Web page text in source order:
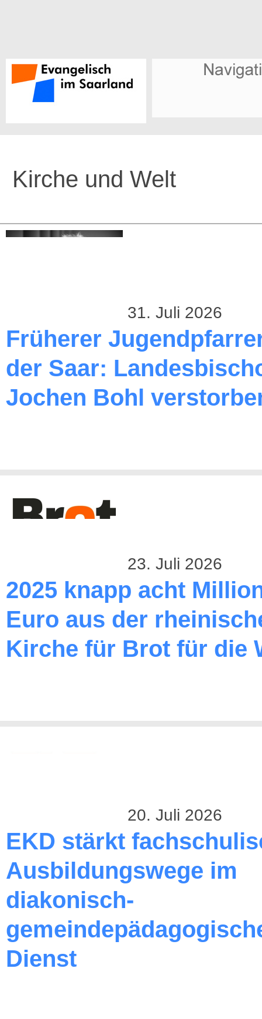
Kirche und Welt
31. Juli 2026
Früherer
der Saar:
Jochen Bohl
23. Juli 2026
2025 knapp acht
Euro aus der
Kirche für Brot für die
20. Juli 2026
EKD stärkt
Ausbildungswege im
diakonisch-
Dienst